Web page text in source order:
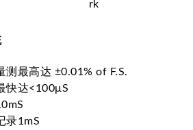
测最高达 ±0.01% of F.S.
快达<100μS
录1mS